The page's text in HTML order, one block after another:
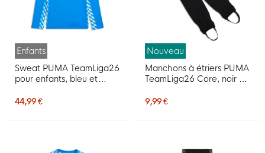
Enfants
Sweat PUMA TeamLiga26
pour enfants, bleu et
44,99 €
Nouveau
Manchons à étriers PUMA
TeamLiga26 Core, noir et
9,99 €